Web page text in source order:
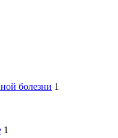
болезни 1
1